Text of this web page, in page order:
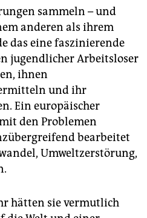
sammeln – und
anderen als ihrem
das eine faszinierende
jugendlicher Arbeitsloser
ihnen
und ihr
Ein europäischer
den Problemen
bearbeitet
Umweltzerstörung,
hätten sie vermutlich